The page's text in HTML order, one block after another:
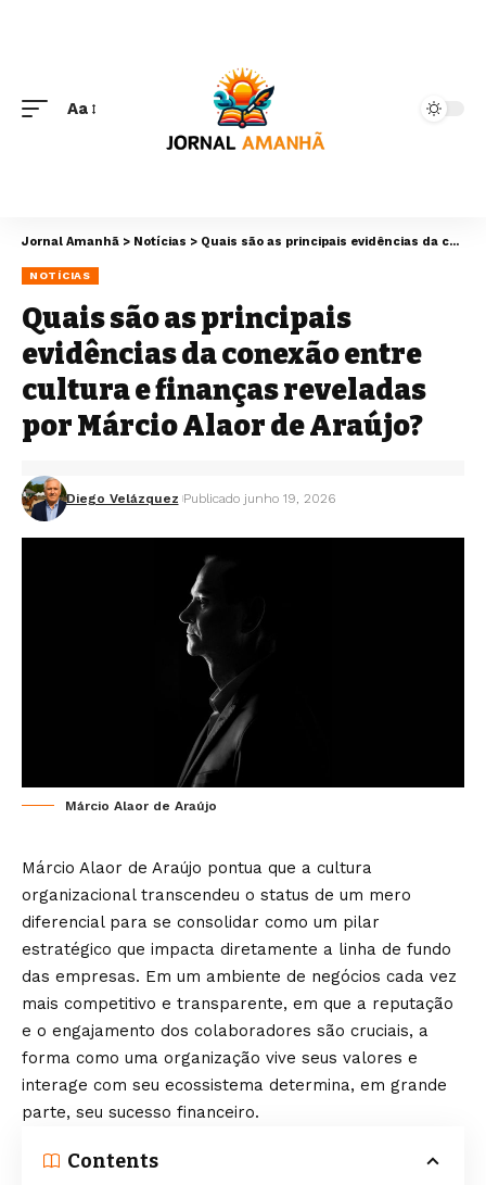
Aa
Jornal Amanhã > Notícias > Quais são as principais evidências da conexão entre cultura e finanças reveladas por Márcio Alaor de Araújo?
NOTÍCIAS
Quais são as principais
evidências da conexão entre
cultura e finanças reveladas
por Márcio Alaor de Araújo?
Diego Velázquez Publicado junho 19, 2026
Márcio Alaor de Araújo
Márcio Alaor de Araújo pontua que a cultura
organizacional transcendeu o status de um mero
diferencial para se consolidar como um pilar
estratégico que impacta diretamente a linha de fundo
das empresas. Em um ambiente de negócios cada vez
mais competitivo e transparente, em que a reputação
e o engajamento dos colaboradores são cruciais, a
forma como uma organização vive seus valores e
interage com seu ecossistema determina, em grande
parte, seu sucesso financeiro.
Contents